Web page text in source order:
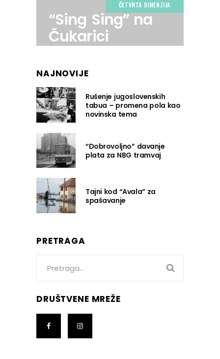
ČETVRTA DIMENZIJA
“Sing Sing” na
Čukarici
NAJNOVIJE
Rušenje jugoslovenskih
tabua – promena pola kao
novinska tema
“Dobrovoljno” davanje
plata za NBG tramvaj
Tajni kod “Avala” za
spašavanje
PRETRAGA
DRUŠTVENE MREŽE